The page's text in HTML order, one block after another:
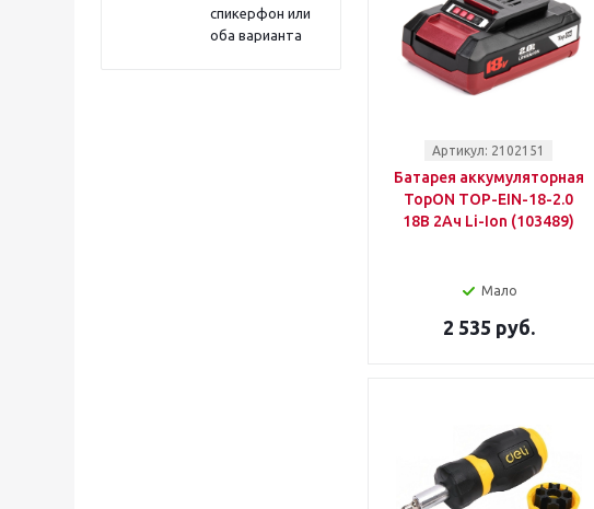
спикерфон или
оба варианта
Артикул: 2102151
Батарея аккумуляторная
TopON TOP-EIN-18-2.0
18В 2Ач Li-Ion (103489)
Мало
2 535 руб.